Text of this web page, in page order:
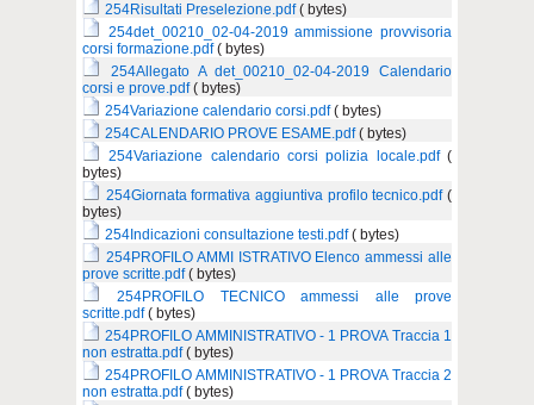
254Risultati Preselezione.pdf ( bytes)
254det_00210_02-04-2019 ammissione provvisoria
corsi formazione.pdf ( bytes)
254Allegato A det_00210_02-04-2019 Calendario
corsi e prove.pdf ( bytes)
254Variazione calendario corsi.pdf ( bytes)
254CALENDARIO PROVE ESAME.pdf ( bytes)
254Variazione calendario corsi polizia locale.pdf (
bytes)
254Giornata formativa aggiuntiva profilo tecnico.pdf (
bytes)
254Indicazioni consultazione testi.pdf ( bytes)
254PROFILO AMMI ISTRATIVO Elenco ammessi alle
prove scritte.pdf ( bytes)
254PROFILO TECNICO ammessi alle prove
scritte.pdf ( bytes)
254PROFILO AMMINISTRATIVO - 1 PROVA Traccia 1
non estratta.pdf ( bytes)
254PROFILO AMMINISTRATIVO - 1 PROVA Traccia 2
non estratta.pdf ( bytes)